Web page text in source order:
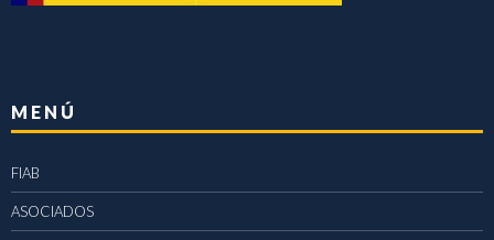
MENÚ
FIAB
ASOCIADOS